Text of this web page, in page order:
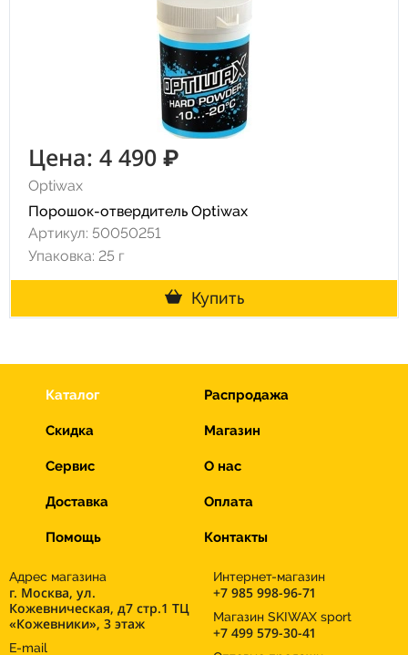
Цена: 4 490 ₽
Optiwax
Порошок-отвердитель Optiwax
Артикул: 50050251
Упаковка: 25 г
Купить
Каталог Распродажа
Скидка Магазин
Сервис О нас
Доставка Оплата
Помощь Контакты
Адрес магазина
г. Москва, ул.
Кожевническая, д7 стр.1 ТЦ
«Кожевники», 3 этаж
E-mail
Интернет-магазин
+7 985 998-96-71
Магазин SKIWAX sport
+7 499 579-30-41